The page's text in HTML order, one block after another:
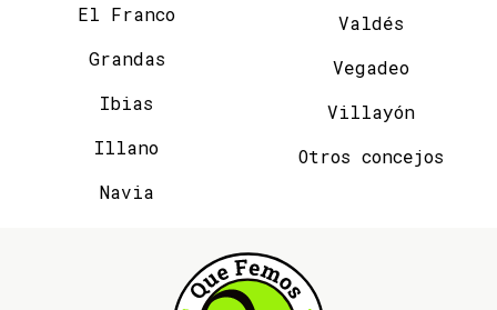
El Franco
Grandas
Ibias
Illano
Navia
Valdés
Vegadeo
Villayón
Otros concejos